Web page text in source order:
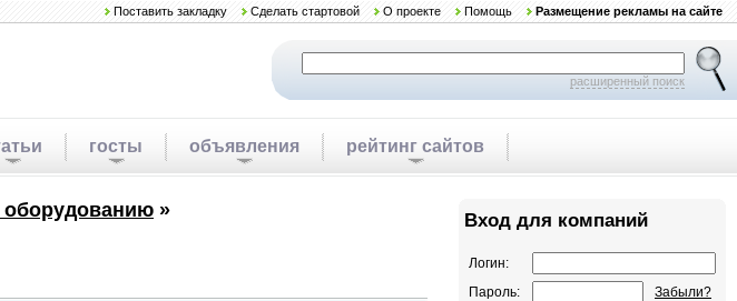
Поставить закладку Сделать стартовой О проекте Помощь Размещение рекламы на сайте
расширенный поиск
госты объявления рейтинг сайтов
оборудованию » Вход для компаний
Логин:
Пароль:
Забыли?